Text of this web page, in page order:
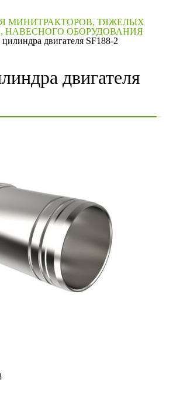
МИНИТРАКТОРОВ, ТЯЖЕЛЫХ
НАВЕСНОГО ОБОРУДОВАНИЯ
цилиндра двигателя SF188-2
двигателя